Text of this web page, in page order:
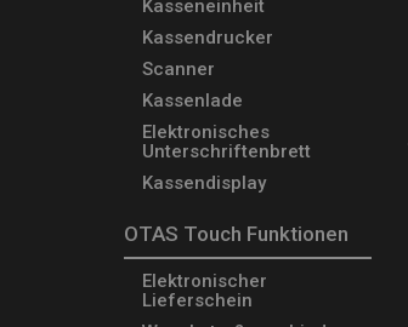
Kasseneinheit
Kassendrucker
Scanner
Kassenlade
Elektronisches
Unterschriftenbrett
Kassendisplay
OTAS Touch Funktionen
Elektronischer
Lieferschein